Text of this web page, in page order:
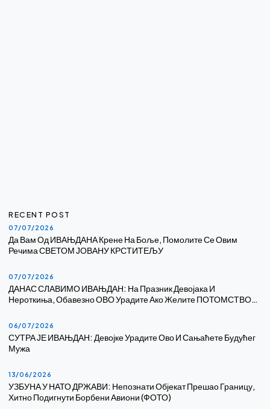
RECENT POST
07/07/2026
Да Вам Од ИВАЊДАНА Крене На Боље, Помолите Се Овим
Речима СВЕТОМ ЈОВАНУ КРСТИТЕЉУ
07/07/2026
ДАНАС СЛАВИМО ИВАЊДАН: На Празник Девојака И
Нероткиња, Обавезно ОВО Урадите Ако Желите ПОТОМСТВО…
06/07/2026
СУТРА ЈЕ ИВАЊДАН: Девојке Урадите Ово И Сањаћете Будућег
Мужа
13/06/2026
УЗБУНА У НАТО ДРЖАВИ: Непознати Објекат Прешао Границу,
Хитно Подигнути Борбени Авиони (ФОТО)